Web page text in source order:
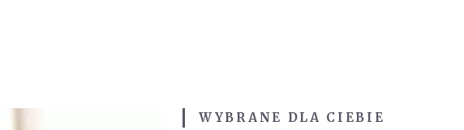
WYBRANE DLA CIEBIE